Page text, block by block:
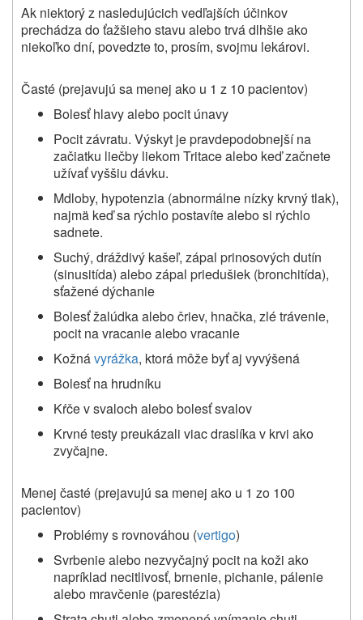
Ak niektorý z nasledujúcich vedľajších účinkov
prechádza do ťažšieho stavu alebo trvá dlhšie ako
niekoľko dní, povedzte to, prosím, svojmu lekárovi.
Časté (prejavujú sa menej ako u 1 z 10 pacientov)
Bolesť hlavy alebo pocit únavy
Pocit závratu. Výskyt je pravdepodobnejší na
začiatku liečby liekomTritacealebo keď začnete
užívať vyššiu dávku.
Mdloby, hypotenzia (abnormálne nízky krvný tlak),
najmä keď sa rýchlo postavíte alebo si rýchlo
sadnete.
Suchý, dráždivý kašeľ, zápal prinosových dutín
(sinusitída) alebo zápal priedušiek (bronchitída),
sťažené dýchanie
Bolesť žalúdka alebo čriev, hnačka, zlé trávenie,
pocit na vracanie alebo vracanie
Kožnávyrážka, ktorá môže byť aj vyvýšená
Bolesť na hrudníku
Kŕče v svaloch alebo bolesť svalov
Krvné testy preukázali viac draslíka v krvi ako
zvyčajne.
Menej časté (prejavujú sa menej ako u 1 zo 100
pacientov)
Problémy s rovnováhou (vertigo)
Svrbenie alebo nezvyčajný pocit na koži ako
napríklad necitlivosť, brnenie, pichanie, pálenie
alebo mravčenie (parestézia)